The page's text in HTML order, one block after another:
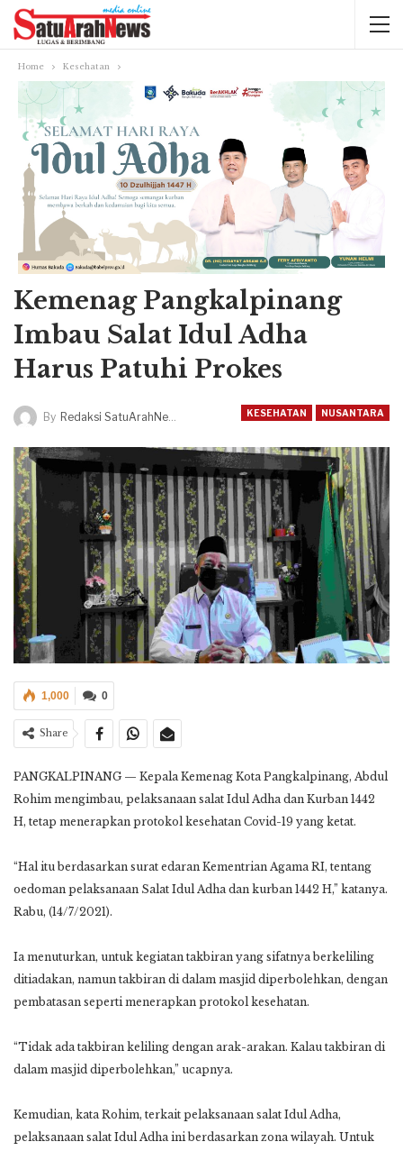
Home Kesehatan
Kemenag Pangkalpinang
Imbau Salat Idul Adha
Harus Patuhi Prokes
KESEHATAN NUSANTARA
By Redaksi SatuArahNews
0
1,000
Share
PANGKALPINANG — Kepala Kemenag Kota Pangkalpinang, Abdul
Rohim mengimbau, pelaksanaan salat Idul Adha dan Kurban 1442
H, tetap menerapkan protokol kesehatan Covid-19 yang ketat.
“Hal itu berdasarkan surat edaran Kementrian Agama RI, tentang
oedoman pelaksanaan Salat Idul Adha dan kurban 1442 H,” katanya.
Rabu, (14/7/2021).
Ia menuturkan, untuk kegiatan takbiran yang sifatnya berkeliling
ditiadakan, namun takbiran di dalam masjid diperbolehkan, dengan
pembatasan seperti menerapkan protokol kesehatan.
“Tidak ada takbiran keliling dengan arak-arakan. Kalau takbiran di
dalam masjid diperbolehkan,” ucapnya.
Kemudian, kata Rohim, terkait pelaksanaan salat Idul Adha,
pelaksanaan salat Idul Adha ini berdasarkan zona wilayah. Untuk